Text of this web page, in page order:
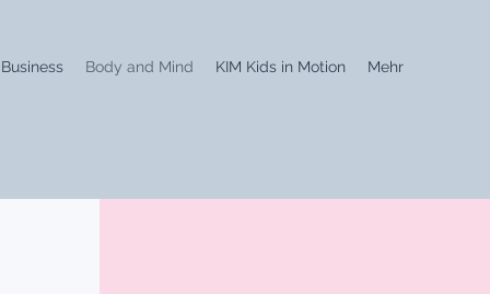
Business Body and Mind KIM Kids in Motion Mehr